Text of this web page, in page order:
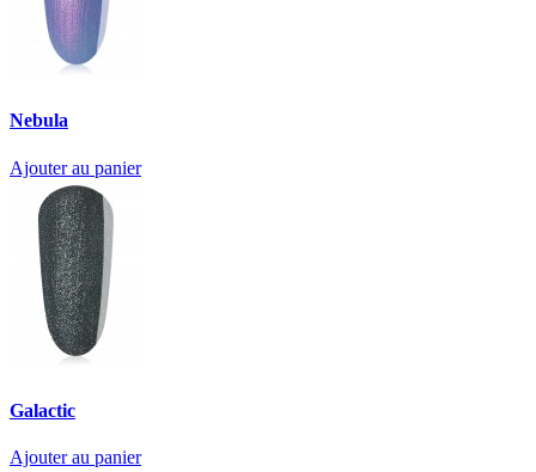
Nebula
Ajouter au panier
Galactic
Ajouter au panier